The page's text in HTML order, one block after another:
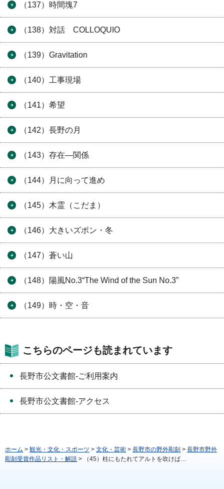
（137）時間塊7
（138）対話 COLLOQUIO
（139）Gravitation
（140）工事現場
（141）希望
（142）長野の月
（143）存在―関係
（144）月に向って進め
（145）木霊（こだま）
（146）大きいズボン・冬
（147）蒼い山
（148）陽風No.3“The Wind of the Sun No.3”
（149）時・空・音
こちらのページも読まれています
長野市公文書館-ご利用案内
長野市公文書館-アクセス
ホーム > 観光・文化・スポーツ > 文化・芸術 > 長野市の野外彫刻 > 長野市野外
彫刻受賞作品リスト・解説 > （45）柱にもたれてアルトを吹けば…